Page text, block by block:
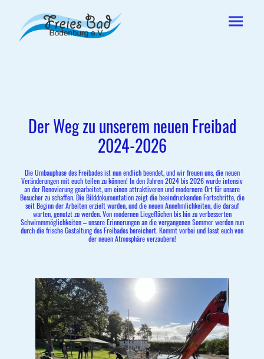
Der Weg zu unserem neuen Freibad
2024-2026
Die Umbauphase des Freibades ist nun endlich beendet, und wir freuen uns, die neuen
Veränderungen mit euch teilen zu können! In den Jahren 2024 bis 2026 wurde intensiv
an der Renovierung gearbeitet, um einen attraktiveren und modernere Ort für unsere
Besucher zu schaffen. Die Bilddokumentation zeigt die beeindruckenden Fortschritte, die
seit Beginn der Arbeiten erzielt wurden, und die neuen Annehmlichkeiten, die darauf
warten, genutzt zu werden. Von modernen Liegeflächen bis hin zu verbesserten
Schwimmmöglichkeiten – unsere Erinnerungen an die vergangenen Sommer werden nun
durch die frische Gestaltung des Freibades bereichert. Kommt vorbei und lasst euch von
der neuen Atmosphäre verzaubern!